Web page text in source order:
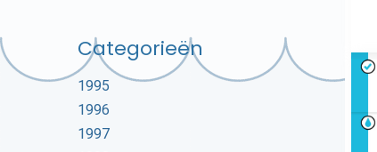
Categorieën
1995
1996
1997